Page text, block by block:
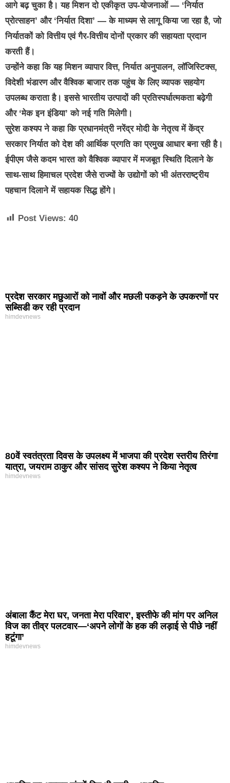
आगे बढ़ चुका है। यह मिशन दो एकीकृत उप-योजनाओं — ‘निर्यात
प्रोत्साहन’ और ‘निर्यात दिशा’ — के माध्यम से लागू किया जा रहा है, जो
निर्यातकों को वित्तीय एवं गैर-वित्तीय दोनों प्रकार की सहायता प्रदान
करती हैं।
उन्होंने कहा कि यह मिशन व्यापार वित्त, निर्यात अनुपालन, लॉजिस्टिक्स,
विदेशी भंडारण और वैश्विक बाजार तक पहुंच के लिए व्यापक सहयोग
उपलब्ध कराता है। इससे भारतीय उत्पादों की प्रतिस्पर्धात्मकता बढ़ेगी
और ‘मेक इन इंडिया’ को नई गति मिलेगी।
सुरेश कश्यप ने कहा कि प्रधानमंत्री नरेंद्र मोदी के नेतृत्व में केंद्र
सरकार निर्यात को देश की आर्थिक प्रगति का प्रमुख आधार बना रही है।
ईपीएम जैसे कदम भारत को वैश्विक व्यापार में मजबूत स्थिति दिलाने के
साथ-साथ हिमाचल प्रदेश जैसे राज्यों के उद्योगों को भी अंतरराष्ट्रीय
पहचान दिलाने में सहायक सिद्ध होंगे।
Post Views: 40
प्रदेश सरकार मछुआरों को नावों और मछली पकड़ने के उपकरणों पर
सब्सिडी कर रही प्रदान
himdevnews
80वें स्वतंत्रता दिवस के उपलक्ष्य में भाजपा की प्रदेश स्तरीय तिरंगा
यात्रा, जयराम ठाकुर और सांसद सुरेश कश्यप ने किया नेतृत्व
himdevnews
अंबाला कैंट मेरा घर, जनता मेरा परिवार’, इस्तीफे की मांग पर अनिल
विज का तीव्र पलटवार—‘अपने लोगों के हक की लड़ाई से पीछे नहीं
हटूंगा’
himdevnews